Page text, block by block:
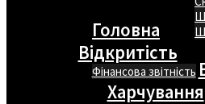
Головна
Відкритість
Фінансова звітність
Харчування